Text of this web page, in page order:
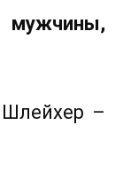
–